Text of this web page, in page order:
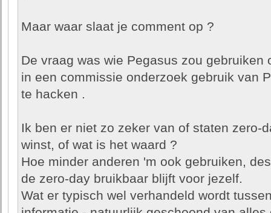
Maar waar slaat je comment op ?
De vraag was wie Pegasus zou gebruiken
in een commissie onderzoek gebruik van
te hacken .
Ik ben er niet zo zeker van of staten zero-
winst, of wat is het waard ?
Hoe minder anderen 'm ook gebruiken,
de zero-day bruikbaar blijft voor jezelf.
Wat er typisch wel verhandeld wordt